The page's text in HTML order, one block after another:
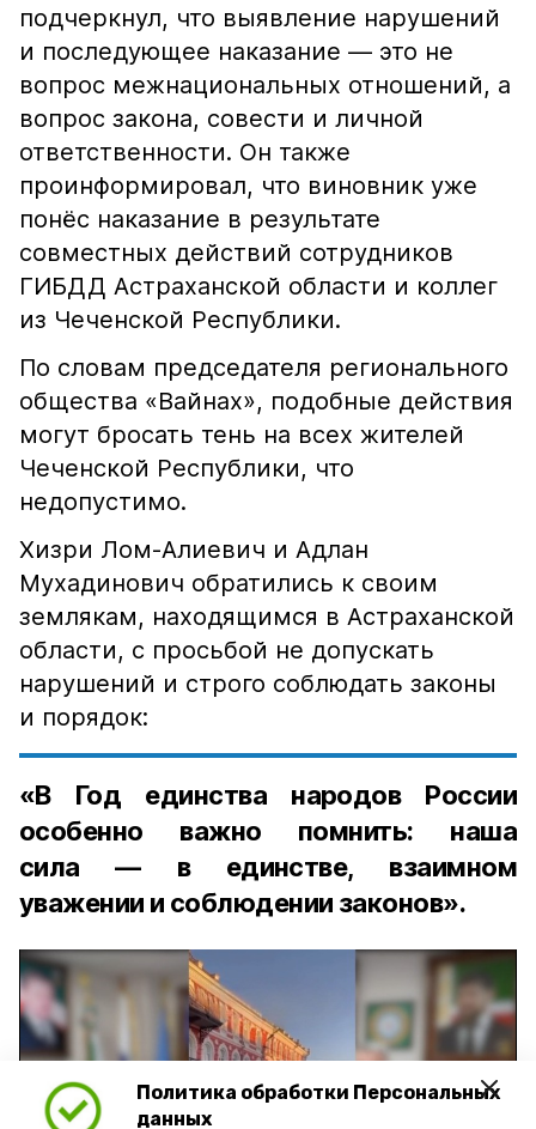
Политика обработки Персональных
данных
подчеркнул, что выявление нарушений
и последующее наказание — это не
вопрос межнациональных отношений, а
вопрос закона, совести и личной
ответственности. Он также
проинформировал, что виновник уже
понёс наказание в результате
совместных действий сотрудников
ГИБДД Астраханской области и коллег
из Чеченской Республики.
По словам председателя регионального
общества «Вайнах», подобные действия
могут бросать тень на всех жителей
Чеченской Республики, что
недопустимо.
Хизри Лом-Алиевич и Адлан
Мухадинович обратились к своим
землякам, находящимся в Астраханской
области, с просьбой не допускать
нарушений и строго соблюдать законы
и порядок:
«В Год единства народов России
особенно важно помнить: наша
сила — в единстве, взаимном
уважении и соблюдении законов».
Play